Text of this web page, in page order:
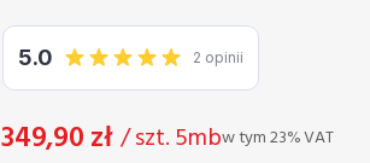
Cena
349,90 zł/ szt. 5mbw tym 23% VAT
w tym23%VAT